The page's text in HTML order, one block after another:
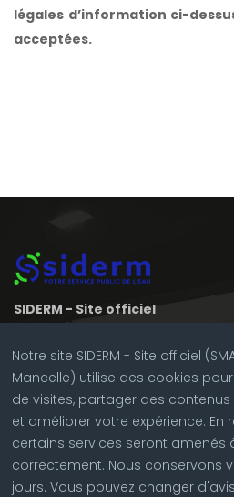
légales d’information ci-
acceptées.
SIDERM - Site officiel
72700 SPAY
Horaires d'ouverture au public
Du lundi au vendredi 9:00 12:30 |
17:00
NOUS CONTACTER
Tél :02 43 84 67 23
Notre site SIDERM - Site officiel
Mancelle) utilise des cookies
de visites, partager des
et améliorer votre expérience. En
certains services seront amenés
correctement. Nous conservons
jours. Vous pouvez changer